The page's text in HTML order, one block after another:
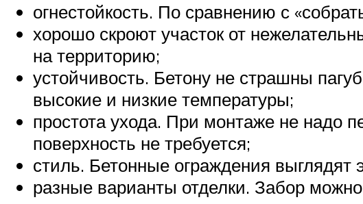
огнестойкость. По сравнению с
хорошо скроют участок от
на территорию;
устойчивость. Бетону не страшны
высокие и низкие температуры;
простота ухода. При монтаже не надо
поверхность не требуется;
стиль. Бетонные ограждения выглядят
разные варианты отделки. Забор